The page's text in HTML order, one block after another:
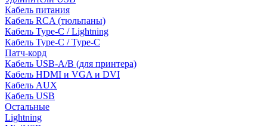
Кабель питания
Кабель RCA (тюльпаны)
Кабель Type-C / Lightning
Кабель Type-C / Type-C
Патч-корд
Кабель USB-A/B (для принтера)
Кабель HDMI и VGA и DVI
Кабель AUX
Кабель USB
Остальные
Lightning